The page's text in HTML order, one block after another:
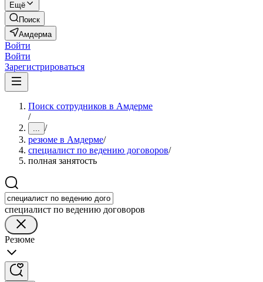
Ещё
Поиск
Амдерма
Войти
Войти
Зарегистрироваться
Поиск сотрудников в Амдерме
/
... /
резюме в Амдерме/
специалист по ведению договоров/
полная занятость
специалист по ведению договоров
Резюме